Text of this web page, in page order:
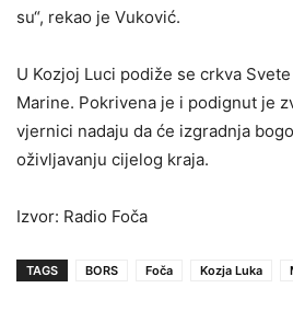
su“, rekao je Vuković.
U Kozjoj Luci podiže se crkva
Marine. Pokrivena je i podignut je
vjernici nadaju da će izgradnja
oživljavanju cijelog kraja.
Izvor: Radio Foča
TAGS BORS Foča Kozja Luka